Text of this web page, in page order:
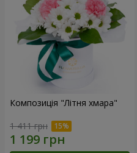
Композиція "Літня хмара"
1 411 грн